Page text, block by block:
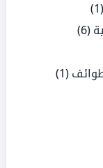
(1)
(6)
(1)